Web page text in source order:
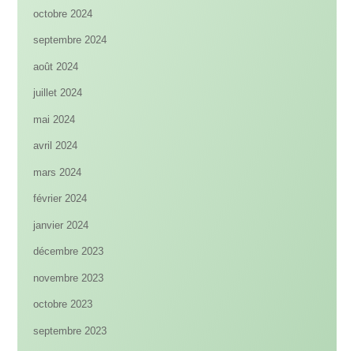
octobre 2024
septembre 2024
août 2024
juillet 2024
mai 2024
avril 2024
mars 2024
février 2024
janvier 2024
décembre 2023
novembre 2023
octobre 2023
septembre 2023